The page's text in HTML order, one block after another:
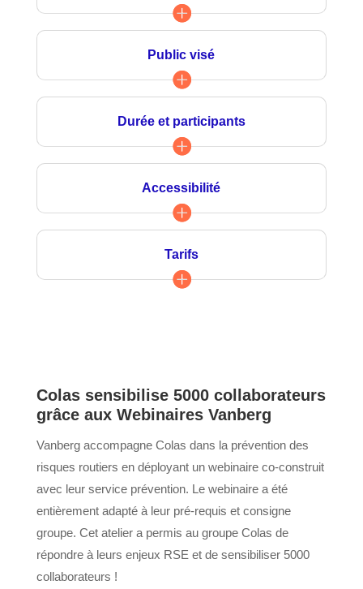
Public visé
Durée et participants
Accessibilité
Tarifs
Colas sensibilise 5000 collaborateurs
grâce aux Webinaires Vanberg
Vanberg accompagne Colas dans la prévention des
risques routiers en déployant un webinaire co-construit
avec leur service prévention. Le webinaire a été
entièrement adapté à leur pré-requis et consigne
groupe. Cet atelier a permis au groupe Colas de
répondre à leurs enjeux RSE et de sensibiliser 5000
collaborateurs !